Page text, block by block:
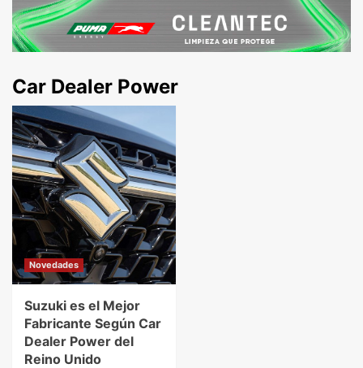
Car Dealer Power
Novedades
Suzuki es el Mejor
Fabricante Según Car
Dealer Power del
Reino Unido